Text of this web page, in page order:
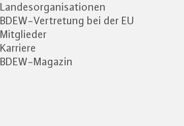
Landesorganisationen
BDEW-Vertretung bei der EU
Mitglieder
Karriere
BDEW-Magazin